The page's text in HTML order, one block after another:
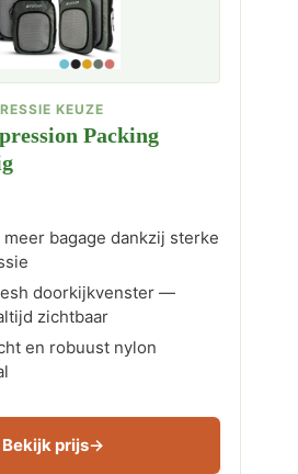
KEUZE
Packing
meer bagage dankzij sterke
doorkijkvenster —
zichtbaar
en robuust nylon
Bekijk prijs